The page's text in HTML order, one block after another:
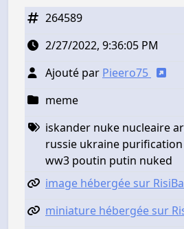
264589
2/27/2022, 9:36:05 PM
Ajouté par Pieero75
meme
iskander nuke nucleaire
russie ukraine
ww3 poutin putin nuked
image hébergée sur
miniature hébergée sur